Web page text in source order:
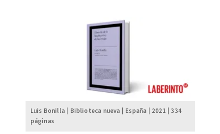
Luis Bonilla | Biblioteca nueva | España | 2021 | 334
páginas